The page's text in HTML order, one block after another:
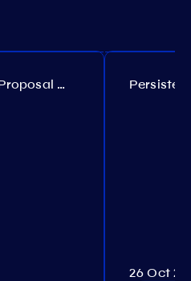
Akash governance. Proposal №308
26 Oct